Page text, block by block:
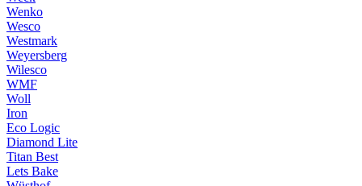
Wenko
Wesco
Westmark
Weyersberg
Wilesco
WMF
Woll
Iron
Eco Logic
Diamond Lite
Titan Best
Lets Bake